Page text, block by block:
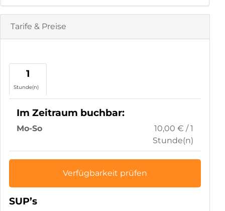
Tarife & Preise
1
Stunde(n)
Im Zeitraum buchbar:
Mo-So
10,00 € / 1
Stunde(n)
Verfügbarkeit prüfen
SUP’s